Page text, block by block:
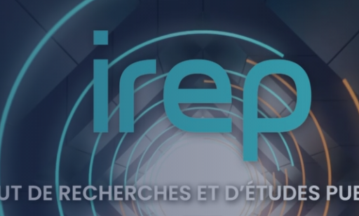
PUBLICITAIRES